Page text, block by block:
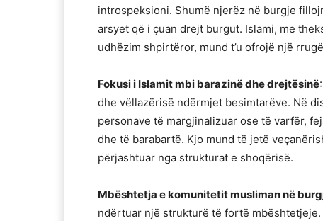
introspeksioni. Shumë njerëz në burgje
arsyet që i çuan drejt burgut. Islami, me
udhëzim shpirtëror, mund t’u ofrojë një
Fokusi i Islamit mbi barazinë dhe drejtësinë
dhe vëllazërisë ndërmjet besimtarëve. Në
personave të margjinalizuar ose të varfër,
dhe të barabartë. Kjo mund të jetë
përjashtuar nga strukturat e shoqërisë.
Mbështetja e komunitetit musliman në
ndërtuar një strukturë të fortë